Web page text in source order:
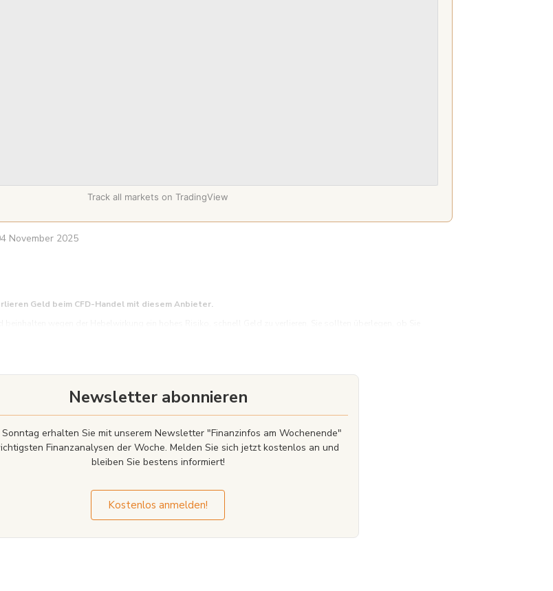
Track all markets on TradingView
November 2025
Geld beim CFD-Handel mit diesem Anbieter.
Newsletter abonnieren
Sonntag erhalten Sie mit unserem Newsletter "Finanzinfos am Wochenende"
Finanzanalysen der Woche. Melden Sie sich jetzt kostenlos an und
bleiben Sie bestens informiert!
Kostenlos anmelden!